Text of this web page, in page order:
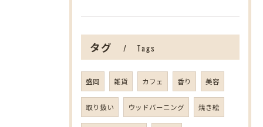
タグ Tags
盛岡 雑貨 カフェ 香り 美容
取り扱い ウッドバーニング 焼き絵